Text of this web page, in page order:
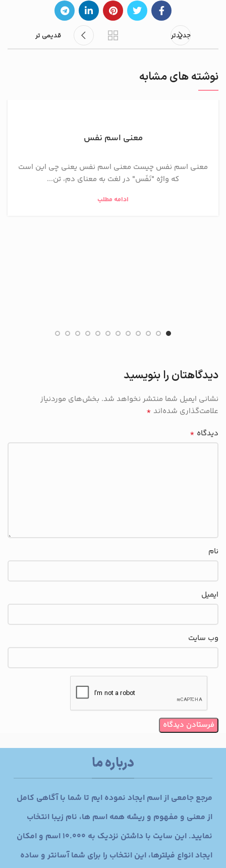
جدیدتر قدیمی تر
نوشته های مشابه
معنی اسم نفس
معنی اسم نفس چیست معنی اسم نفس یعنی چی این است
که واژه "نَفَس" در لغت به معنای دم، تن...
ادامه مطلب
دیدگاهتان را بنویسید
نشانی ایمیل شما منتشر نخواهد شد. بخش‌های موردنیاز
علامت‌گذاری شده‌اند *
دیدگاه *
نام
ایمیل
وب‌ سایت
درباره ما
مرجع جامعی از اسم ایجاد نموده ایم تا شما با آگاهی کامل
از معنی و مفهوم و ریشه همه اسم ها، نام زیبا انتخاب
نمایید. این سایت با داشتن نزدیک به 10.000 اسم و امکان
ایجاد انواع فیلترها، این انتخاب را برای شما آسانتر و ساده